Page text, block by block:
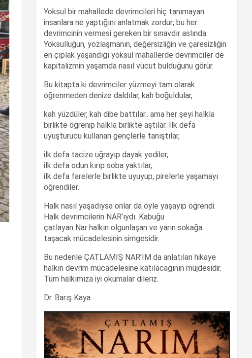
Yoksul bir mahallede devrimcileri hiç tanımayan
insanlara ne yaptığını anlatmak zordur; bu her
devrimcinin vermesi gereken bir sınavdır aslında.
Yoksulluğun, yozlaşmanın, değersizliğin ve çaresizliğin
en çıplak yaşandığı yoksul mahallerde devrimciler de
kapitalizmin yaşamda nasıl vücut bulduğunu görür.
Bu kitapta ki devrimciler yüzmeyi tam olarak
öğrenmeden denize daldılar, kah boğuldular,
kah yüzdüler, kah dibe battılar.. ama her şeyi halkla
birlikte öğrenip halkla birlikte aştılar. İlk defa
uyuşturucu kullanan gençlerle tanıştılar,
ilk defa tacize uğrayıp dayak yediler,
ilk defa odun kırıp soba yaktılar,
ilk defa farelerle birlikte uyuyup, pirelerle yaşamayı
öğrendiler.
Halk nasıl yaşadıysa onlar da öyle yaşayıp öğrendi.
Halk devrimcilerin NAR’ıydı. Kabuğu
çatlayan Nar halkın olgunlaşan ve yarın sokağa
taşacak mücadelesinin simgesidir.
Bu nedenle ÇATLAMIŞ NAR’IM da anlatılan hikaye
halkın devrim mücadelesine katılacağının müjdesidir.
Tüm halkımıza iyi okumalar dileriz.
Dr. Barış Kaya